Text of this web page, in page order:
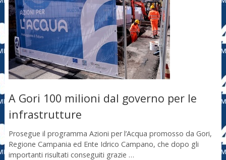
A Gori 100 milioni dal governo per le
infrastrutture
Prosegue il programma Azioni per l’Acqua promosso da Gori,
Regione Campania ed Ente Idrico Campano, che dopo gli
importanti risultati conseguiti grazie …